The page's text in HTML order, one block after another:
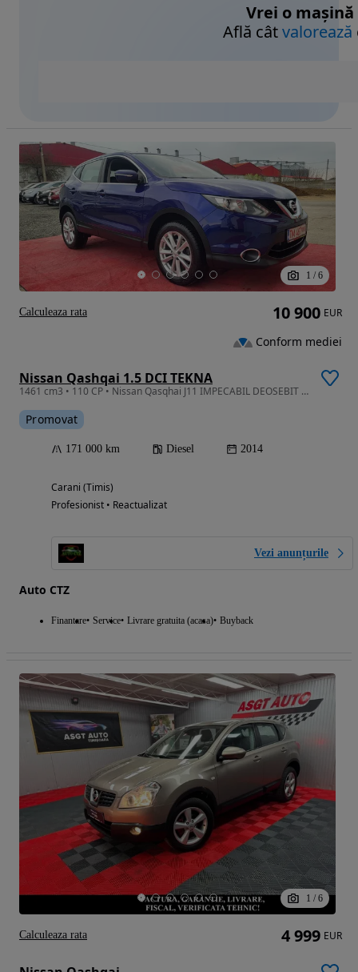
Vrei o mașină
Află câtvalorează
1 / 6
Nissan Qashqai 1.5 DCI TEKNA
1461 cm3 • 110 CP • Nissan Qasqhai J11 IMPECABIL DEOSEBIT Navi/Gps GARANȚIE/RevizieGR/Rate
Promovat
171 000 km Diesel 2014
Carani (Timis)
Profesionist • Reactualizat
Vezi anunțurile
Auto CTZ
Finantare Service Livrare gratuita (acasa) Buyback
10 900 EUR
Conform mediei
Calculeaza rata
1 / 6
4 999 EUR
Calculeaza rata